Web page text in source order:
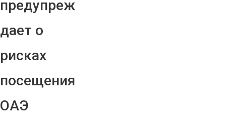
предупреж
дает о
рисках
посещения
ОАЭ